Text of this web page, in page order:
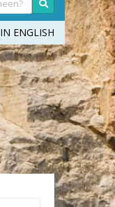
IN ENGLISH